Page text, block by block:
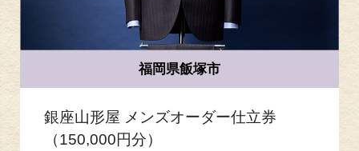
福岡県飯塚市
銀座山形屋 メンズオーダー仕立券
（150,000円分）